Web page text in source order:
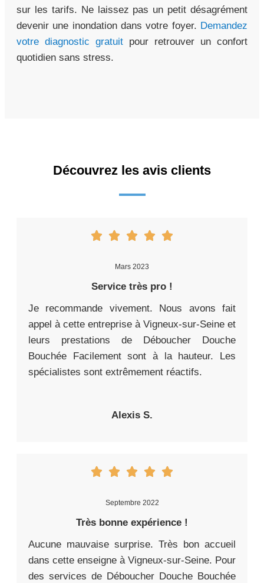
sur les tarifs. Ne laissez pas un petit désagrément
devenir une inondation dans votre foyer. Demandez
votre diagnostic gratuit pour retrouver un confort
quotidien sans stress.
Découvrez les avis clients
Mars 2023
Service très pro !
Je recommande vivement. Nous avons fait
appel à cette entreprise à Vigneux-sur-Seine et
leurs prestations de Déboucher Douche
Bouchée Facilement sont à la hauteur. Les
spécialistes sont extrêmement réactifs.
Alexis S.
Septembre 2022
Très bonne expérience !
Aucune mauvaise surprise. Très bon accueil
dans cette enseigne à Vigneux-sur-Seine. Pour
des services de Déboucher Douche Bouchée